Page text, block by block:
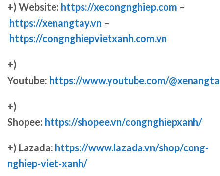
+) Website: https://xecongnghiep.com –
https://xenangtay.vn –
https://congnghiepvietxanh.com.vn
+)
Youtube: https://www.youtube.com/
+)
Shopee: https://shopee.vn/congnghiepxanh/
+) Lazada: https://www.lazada.vn/shop/cong-
nghiep-viet-xanh/